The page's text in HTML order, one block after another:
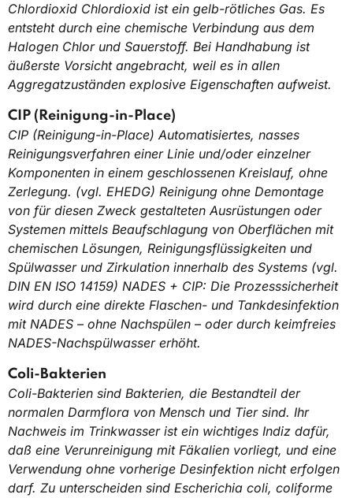
Chlordioxid Chlordioxid ist ein gelb-rötliches Gas. Es
entsteht durch eine chemische Verbindung aus dem
Halogen Chlor und Sauerstoff. Bei Handhabung ist
äußerste Vorsicht angebracht, weil es in allen
Aggregatzuständen explosive Eigenschaften aufweist.
CIP (Reinigung-in-Place)
CIP (Reinigung-in-Place) Automatisiertes, nasses
Reinigungsverfahren einer Linie und/oder einzelner
Komponenten in einem geschlossenen Kreislauf, ohne
Zerlegung. (vgl. EHEDG) Reinigung ohne Demontage
von für diesen Zweck gestalteten Ausrüstungen oder
Systemen mittels Beaufschlagung von Oberflächen mit
chemischen Lösungen, Reinigungsflüssigkeiten und
Spülwasser und Zirkulation innerhalb des Systems (vgl.
DIN EN ISO 14159) NADES + CIP: Die Prozesssicherheit
wird durch eine direkte Flaschen- und Tankdesinfektion
mit NADES – ohne Nachspülen – oder durch keimfreies
NADES-Nachspülwasser erhöht.
Coli-Bakterien
Coli-Bakterien sind Bakterien, die Bestandteil der
normalen Darmflora von Mensch und Tier sind. Ihr
Nachweis im Trinkwasser ist ein wichtiges Indiz dafür,
daß eine Verunreinigung mit Fäkalien vorliegt, und eine
Verwendung ohne vorherige Desinfektion nicht erfolgen
darf. Zu unterscheiden sind Escherichia coli, coliforme